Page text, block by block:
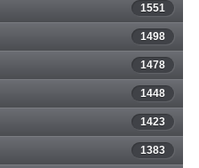
1551
1498
1478
1448
1423
1383